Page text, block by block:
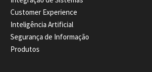
Customer Experience
Inteligência Artificial
Segurança de Informação
Produtos